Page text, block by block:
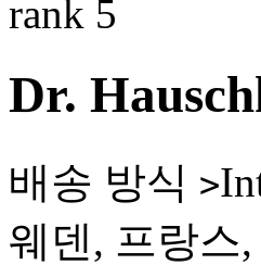
Dr.
배송 방식 >
웨덴, 프랑스